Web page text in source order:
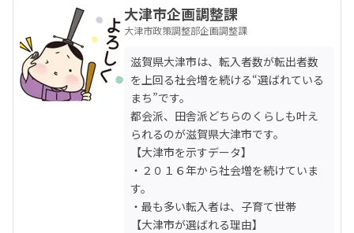
大津市企画調整課
大津市政策調整部企画調整課
滋賀県大津市は、転入者数が転出者数
を上回る社会増を続ける“選ばれている
まち”です。
都会派、田舎派どちらのくらしも叶え
られるのが滋賀県大津市です。
【大津市を示すデータ】
・２０１６年から社会増を続けていま
す。
・最も多い転入者は、子育て世帯
【大津市が選ばれる理由】